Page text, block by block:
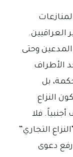
العراقيين.
وحتى
الأطراف
بل
النزاع
فلا
التجاري”
رفع دعوى